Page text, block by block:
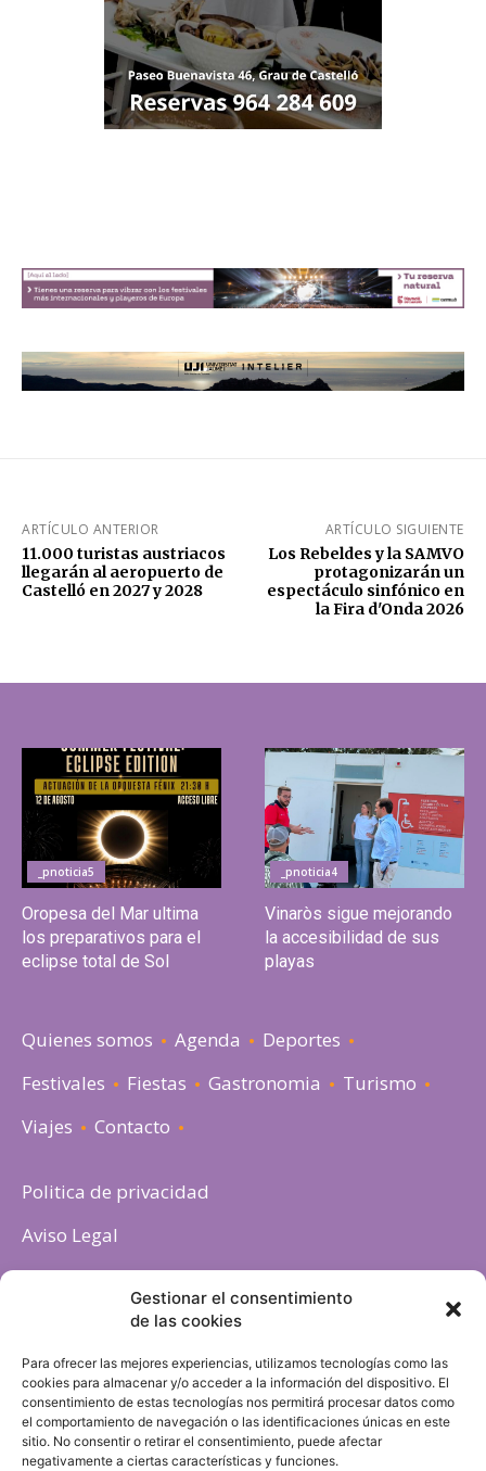
Gestionar el consentimiento
de las cookies
Para ofrecer las mejores experiencias, utilizamos tecnologías como las
cookies para almacenar y/o acceder a la información del dispositivo. El
consentimiento de estas tecnologías nos permitirá procesar datos como
el comportamiento de navegación o las identificaciones únicas en este
sitio. No consentir o retirar el consentimiento, puede afectar
negativamente a ciertas características y funciones.
ARTÍCULO ANTERIOR
11.000 turistas austriacos
llegarán al aeropuerto de
Castelló en 2027 y 2028
ARTÍCULO SIGUIENTE
Los Rebeldes y la SAMVO
protagonizarán un
espectáculo sinfónico en
la Fira d'Onda 2026
_pnoticia5
Oropesa del Mar ultima
los preparativos para el
eclipse total de Sol
_pnoticia4
Vinaròs sigue mejorando
la accesibilidad de sus
playas
Quienes somos Agenda
Deportes
Festivales
Fiestas Gastronomia
Turismo
Viajes
Contacto
Politica de privacidad
Aviso Legal
Política de cookies